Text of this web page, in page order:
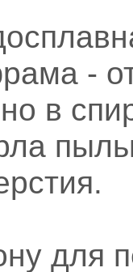
-
в
для